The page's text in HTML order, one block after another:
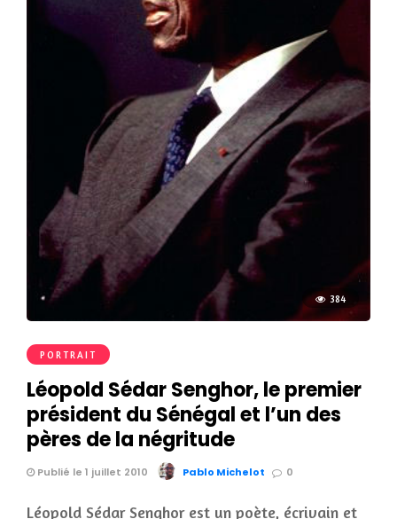
384
PORTRAIT
Léopold Sédar Senghor, le premier
président du Sénégal et l’un des
pères de la négritude
Publié le 1 juillet 2010 Pablo Michelot 0
Léopold Sédar Senghor est un poète, écrivain et